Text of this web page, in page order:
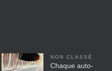
NON CLASSÉ
Chaque auto-